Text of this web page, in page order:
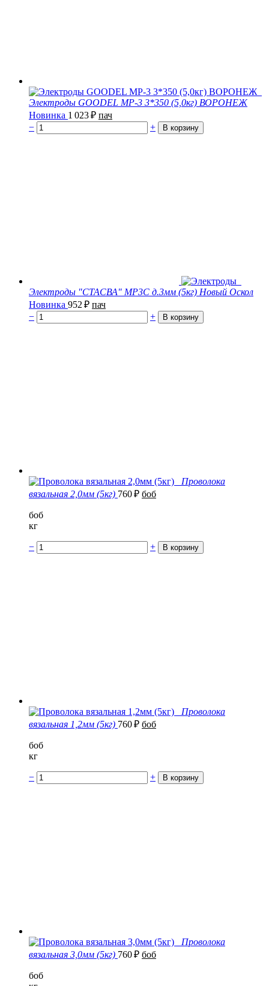
Электроды GOODEL МР-3 3*350 (5,0кг) ВОРОНЕЖ
Новинка 1 023₽ пач
−
+
Электроды "СТАСВА" МР3С д.3мм (5кг) Новый Оскол
Новинка 952 ₽ пач
−
+
Проволока
вязальная 2,0мм (5кг) 760₽ боб
боб
кг
− +
Проволока
вязальная 1,2мм (5кг) 760₽ боб
боб
кг
− +
Проволока
вязальная 3,0мм (5кг) 760₽ боб
боб